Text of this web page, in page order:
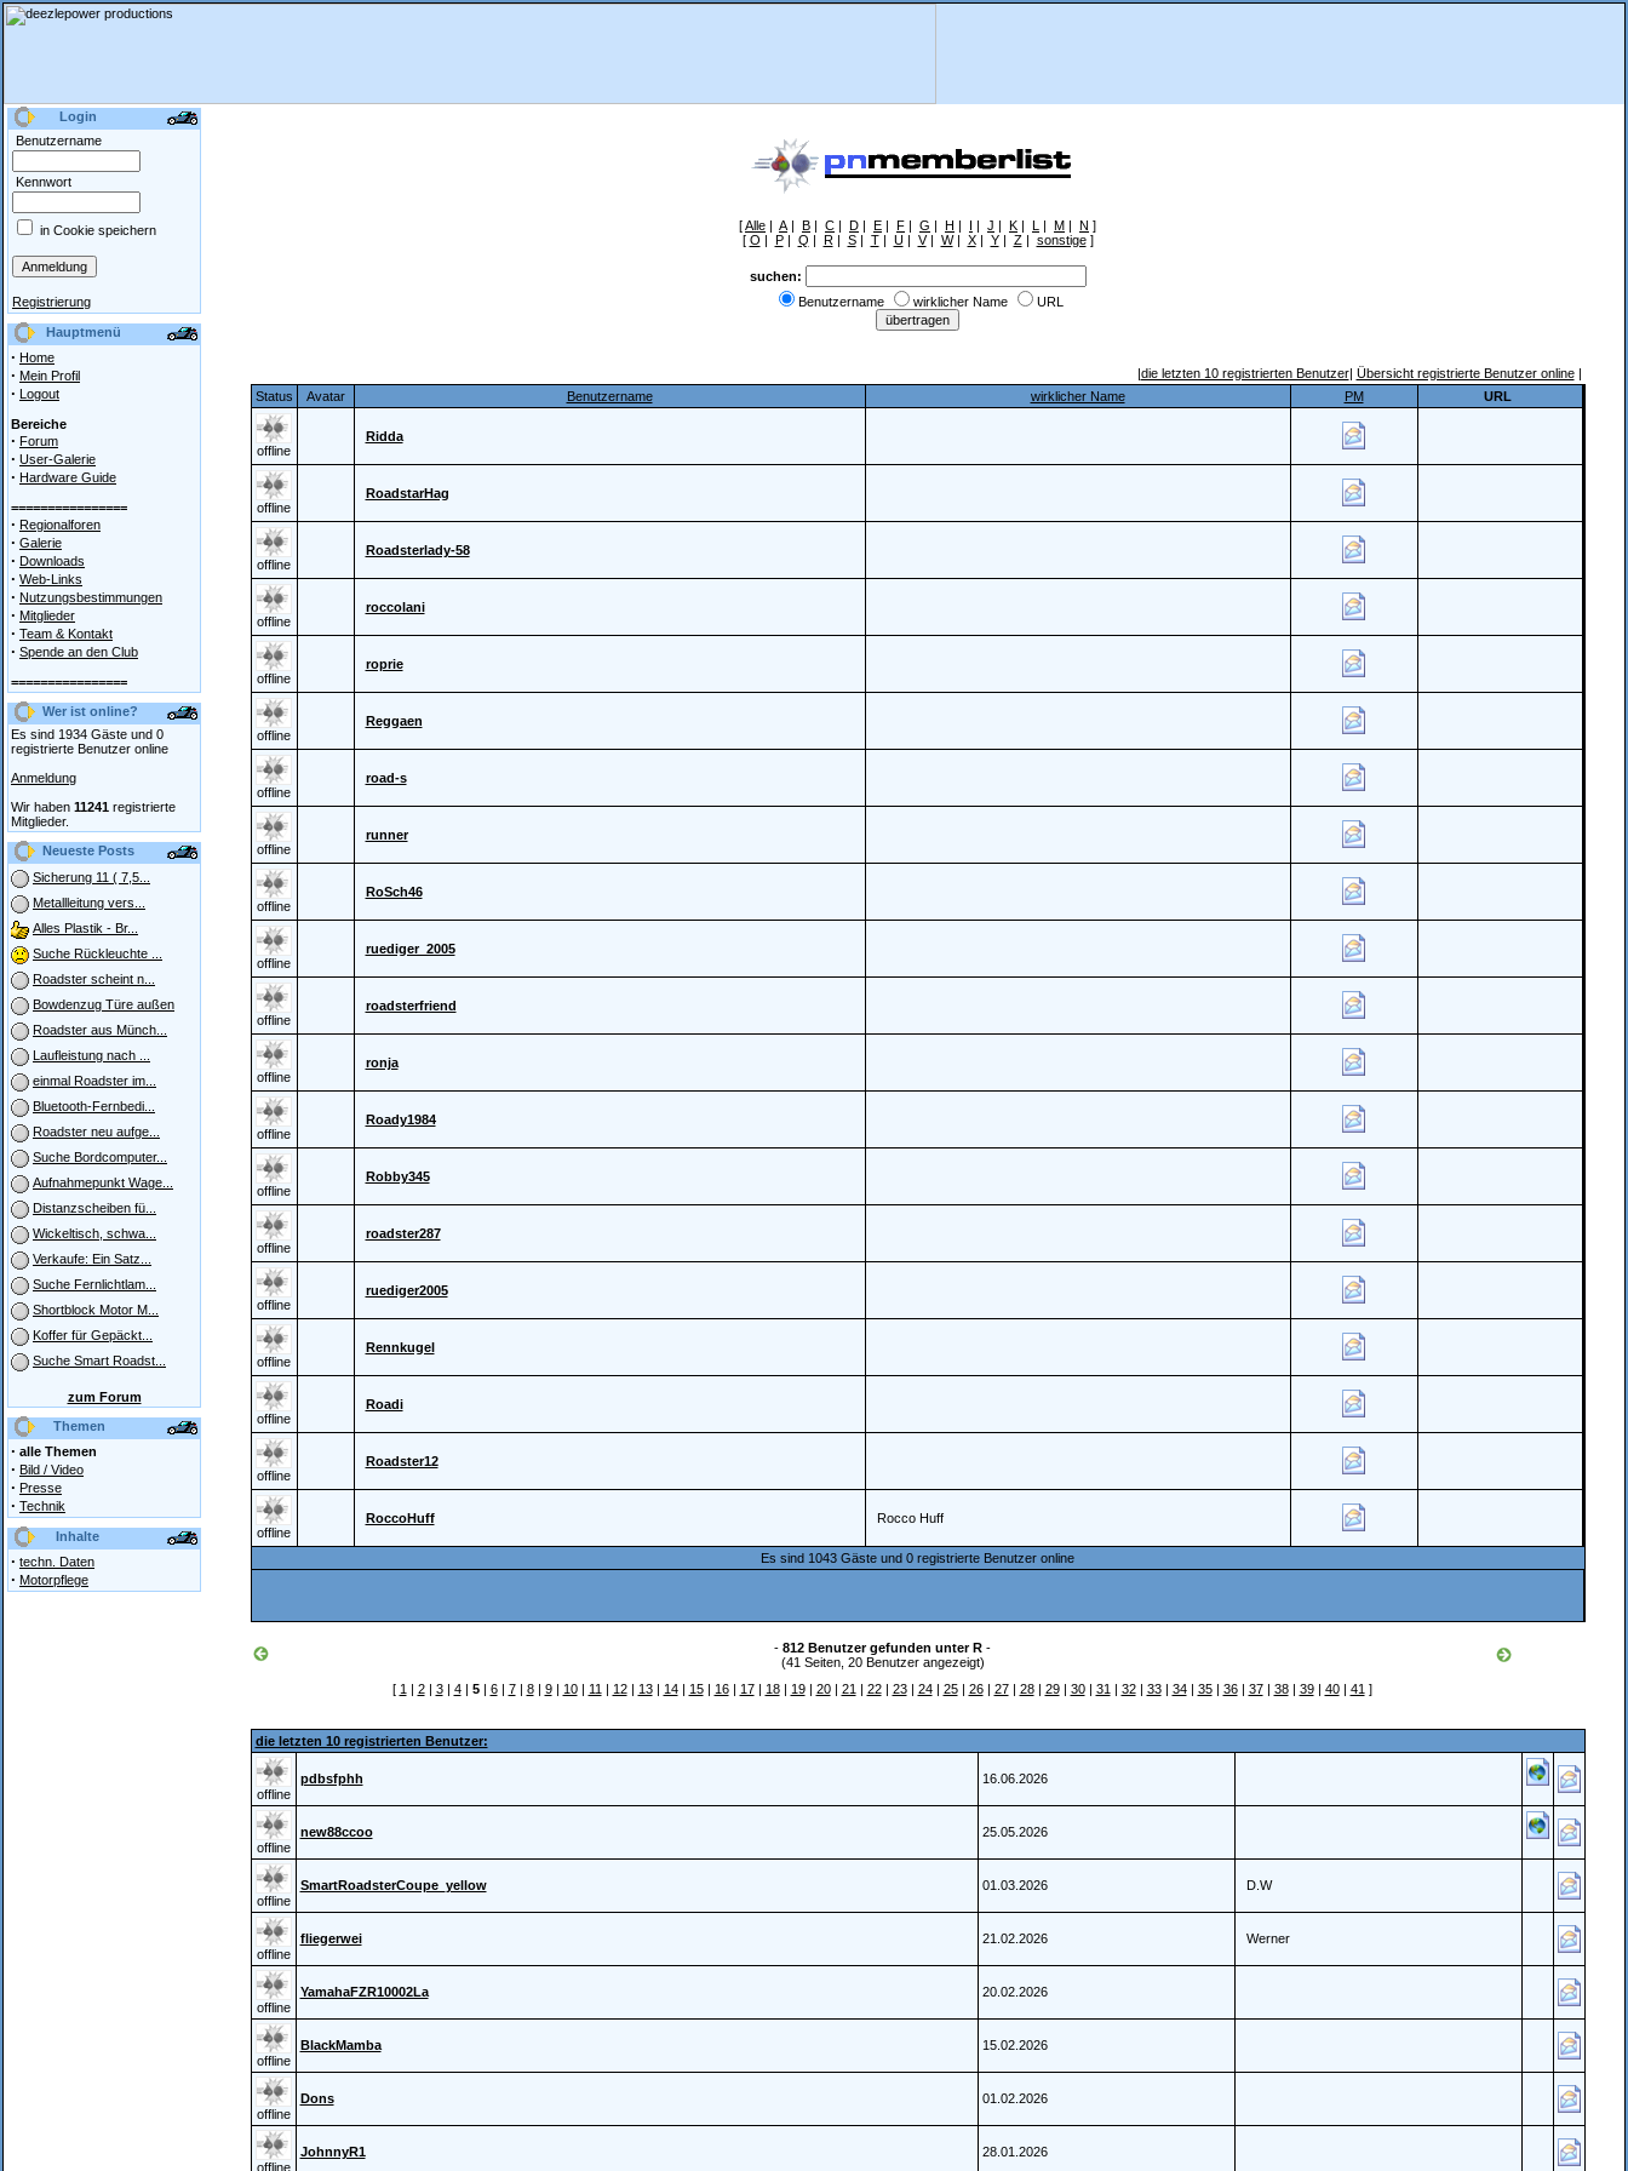
Login
Benutzername
Kennwort
in Cookie speichern
Registrierung
Hauptmenü
· Home
· Mein Profil
· Logout
Bereiche
· Forum
· User-Galerie
· Hardware Guide
================
· Regionalforen
· Galerie
· Downloads
· Web-Links
· Nutzungsbestimmungen
· Mitglieder
· Team & Kontakt
· Spende an den Club
================
Wer ist online?
Es sind 1934 Gäste und 0
registrierte Benutzer online
Anmeldung
Wir haben 11241 registrierte
Mitglieder.
Neueste Posts
Sicherung 11 ( 7,5...
Metallleitung vers...
Alles Plastik - Br...
Suche Rückleuchte ...
Roadster scheint n...
Bowdenzug Türe außen
Roadster aus Münch...
Laufleistung nach ...
einmal Roadster im...
Bluetooth-Fernbedi...
Roadster neu aufge...
Suche Bordcomputer...
Aufnahmepunkt Wage...
Distanzscheiben fü...
Wickeltisch, schwa...
Verkaufe: Ein Satz...
Suche Fernlichtlam...
Shortblock Motor M...
Koffer für Gepäckt...
Suche Smart Roadst...
zum Forum
Themen
· alle Themen
· Bild / Video
· Presse
· Technik
Inhalte
· techn. Daten
· Motorpflege
[Alle | A | B | C | D | E | F | G | H | I | J | K | L | M | N ]
[ O | P| Q | R| S| T| U| V| W| X| Y| Z| sonstige]
suchen:
Benutzername
wirklicher Name URL
|die letzten 10 registrierten Benutzer| Übersicht registrierte Benutzer online|
Status
Avatar Benutzername wirklicher Name PM URL
offline
Ridda
offline
RoadstarHag
offline
Roadsterlady-58
offline
roccolani
offline
roprie
offline
Reggaen
offline
road-s
offline
runner
offline
RoSch46
offline
ruediger_2005
offline
roadsterfriend
offline
ronja
offline
Roady1984
offline
Robby345
offline
roadster287
offline
ruediger2005
offline
Rennkugel
offline
Roadi
offline
Roadster12
offline
RoccoHuff Rocco Huff
Es sind 1043 Gäste und 0 registrierte Benutzer online
- 812 Benutzer gefunden unter R -
(41 Seiten, 20 Benutzer angezeigt)
[ 1 | 2| 3| 4| 5| 6| 7| 8| 9| 10| 11 | 12| 13| 14| 15| 16| 17| 18| 19| 20| 21 | 22| 23| 24| 25| 26| 27| 28| 29| 30| 31 | 32| 33| 34| 35| 36| 37| 38| 39| 40| 41 ]
die letzten 10 registrierten Benutzer:
offline
pdbsfphh 16.06.2026
offline
new88ccoo 25.05.2026
offline
SmartRoadsterCoupe_yellow 01.03.2026 D.W
offline
fliegerwei 21.02.2026 Werner
offline
YamahaFZR10002La 20.02.2026
offline
BlackMamba 15.02.2026
offline
Dons 01.02.2026
offline
JohnnyR1 28.01.2026